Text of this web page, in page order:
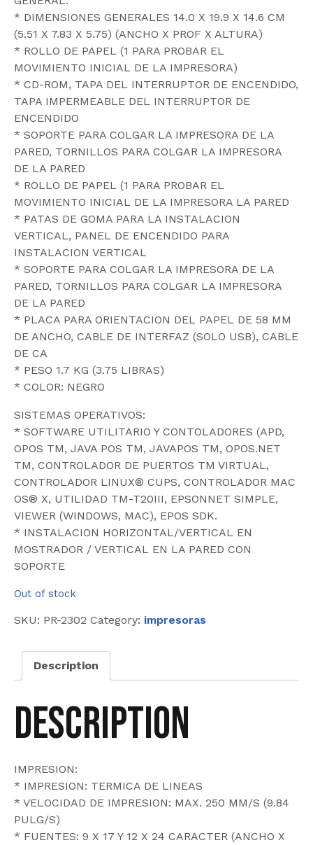
* DIMENSIONES GENERALES 14.0 X 19.9 X 14.6 CM
(5.51 X 7.83 X 5.75) (ANCHO X PROF X ALTURA)
* ROLLO DE PAPEL (1 PARA PROBAR EL
MOVIMIENTO INICIAL DE LA IMPRESORA)
* CD-ROM, TAPA DEL INTERRUPTOR DE ENCENDIDO,
TAPA IMPERMEABLE DEL INTERRUPTOR DE
ENCENDIDO
* SOPORTE PARA COLGAR LA IMPRESORA DE LA
PARED, TORNILLOS PARA COLGAR LA IMPRESORA
DE LA PARED
* ROLLO DE PAPEL (1 PARA PROBAR EL
MOVIMIENTO INICIAL DE LA IMPRESORA LA PARED
* PATAS DE GOMA PARA LA INSTALACION
VERTICAL, PANEL DE ENCENDIDO PARA
INSTALACION VERTICAL
* SOPORTE PARA COLGAR LA IMPRESORA DE LA
PARED, TORNILLOS PARA COLGAR LA IMPRESORA
DE LA PARED
* PLACA PARA ORIENTACION DEL PAPEL DE 58 MM
DE ANCHO, CABLE DE INTERFAZ (SOLO USB), CABLE
DE CA
* PESO 1.7 KG (3.75 LIBRAS)
* COLOR: NEGRO
SISTEMAS OPERATIVOS:
* SOFTWARE UTILITARIO Y CONTOLADORES (APD,
OPOS TM, JAVA POS TM, JAVAPOS TM, OPOS.NET
TM, CONTROLADOR DE PUERTOS TM VIRTUAL,
CONTROLADOR LINUX® CUPS, CONTROLADOR MAC
OS® X, UTILIDAD TM-T20III, EPSONNET SIMPLE,
VIEWER (WINDOWS, MAC), EPOS SDK.
* INSTALACION HORIZONTAL/VERTICAL EN
MOSTRADOR / VERTICAL EN LA PARED CON
SOPORTE
Out of stock
SKU: PR-2302 Category: impresoras
Description
Description
IMPRESION:
* IMPRESION: TERMICA DE LINEAS
* VELOCIDAD DE IMPRESION: MAX. 250 MM/S (9.84
PULG/S)
* FUENTES: 9 X 17 Y 12 X 24 CARACTER (ANCHO X